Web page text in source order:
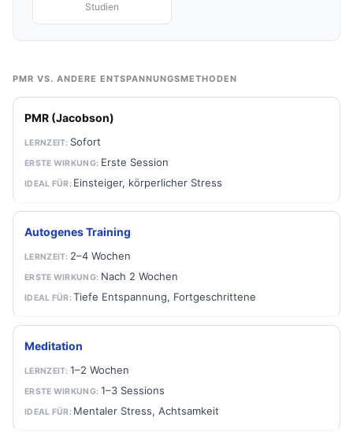
Studien
PMR VS. ANDERE ENTSPANNUNGSMETHODEN
PMR (Jacobson)
Sofort
Erste Session
Einsteiger, körperlicher Stress
Autogenes Training
2–4 Wochen
Nach 2 Wochen
Tiefe Entspannung, Fortgeschrittene
Meditation
1–2 Wochen
1–3 Sessions
Mentaler Stress, Achtsamkeit